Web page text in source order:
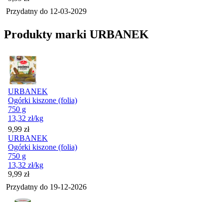
Przydatny do 12-03-2029
Produkty marki URBANEK
URBANEK
Ogórki kiszone (folia)
750 g
13,32 zł/kg
Cena
9,99 zł
URBANEK
Ogórki kiszone (folia)
750 g
13,32 zł/kg
Cena
9,99 zł
Przydatny do 19-12-2026